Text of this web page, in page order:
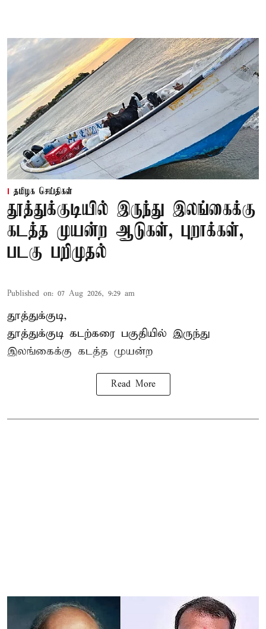
தமிழக செய்திகள்
தூத்துக்குடியில் இருந்து இலங்கைக்கு
கடத்த முயன்ற ஆடுகள், புறாக்கள்,
படகு பறிமுதல்
Published on: 07 Aug 2026, 9:29 am
தூத்துக்குடி,
தூத்துக்குடி கடற்கரை பகுதியில் இருந்து
இலங்கைக்கு கடத்த முயன்ற
Read More